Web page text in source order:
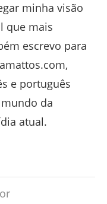
minha visão
que mais
escrevo para
e português
da
atual.